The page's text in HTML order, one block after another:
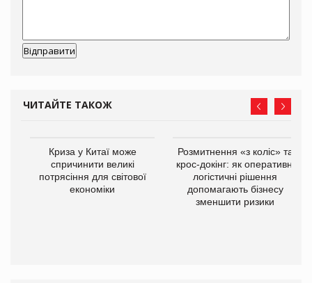
ЧИТАЙТЕ ТАКОЖ
Криза у Китаї може
спричинити великі
потрясіння для світової
економіки
Розмитнення «з коліс» та
крос-докінг: як оперативні
логістичні рішення
допомагають бізнесу
зменшити ризики